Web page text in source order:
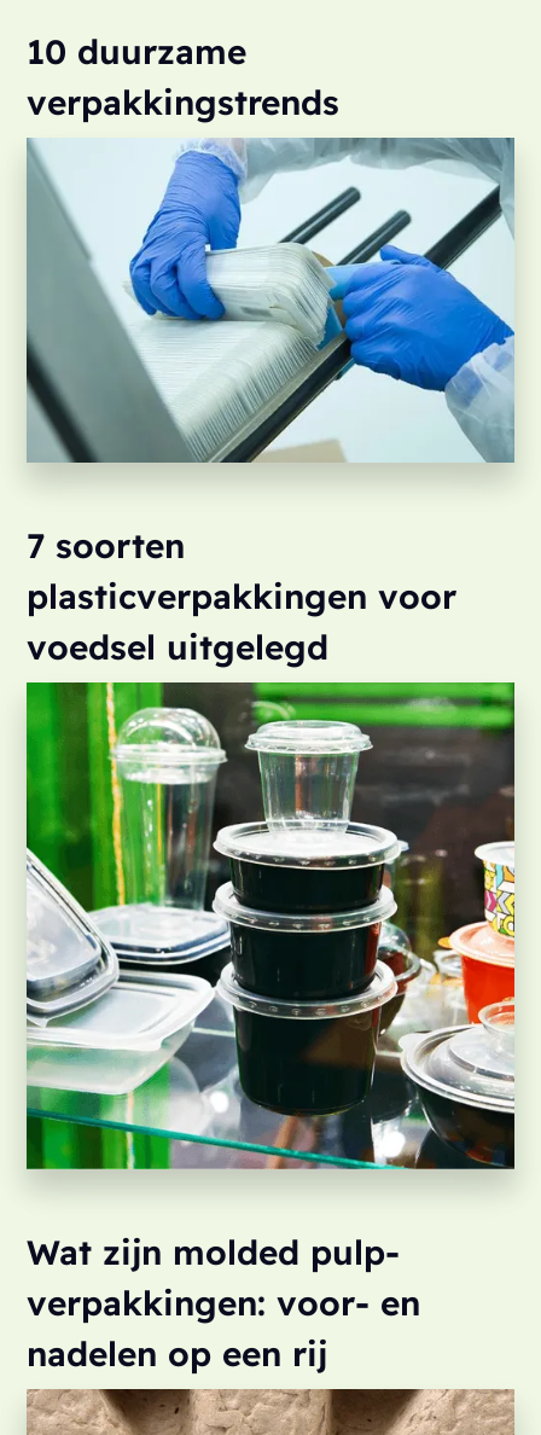
10 duurzame
verpakkingstrends
7 soorten
plasticverpakkingen voor
voedsel uitgelegd
Wat zijn molded pulp-
verpakkingen: voor- en
nadelen op een rij